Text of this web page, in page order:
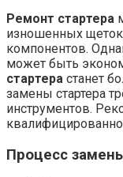
Ремонт стартера
изношенных
компонентов.
может быть
стартера станет
замены стартера
инструментов.
Процесс